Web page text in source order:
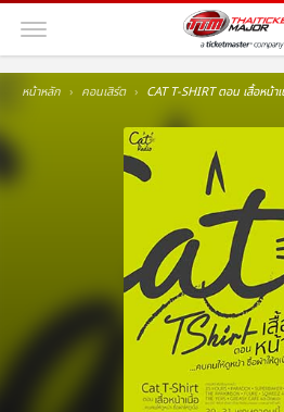
หน้าหลัก คอนเสิร์ต CAT T-SHIRT ตอน เสื้อหน้า